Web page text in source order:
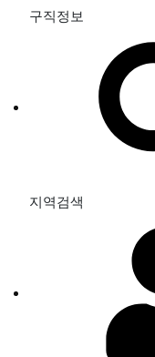
구직정보
지역검색